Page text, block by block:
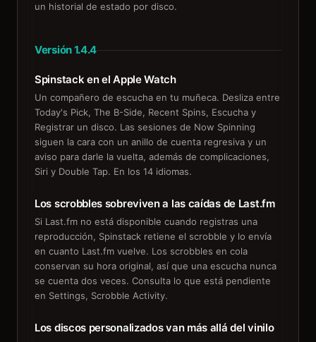
un historial de estado por disco.
Versión 1.4.4
Spinstack en el Apple Watch
Un compañero de escucha en tu muñeca. Desliza entre
Today's Pick, The B-Side, Recent Spins, Escucha y
Registrar un disco. Las sesiones de Now Spinning
siguen la cara con un anillo de cuenta regresiva y un
aviso para darle la vuelta, además de complicaciones,
Siri y Double Tap. En los 14 idiomas.
Los scrobbles sobreviven a las caídas de Last.fm
Si Last.fm no está disponible cuando registras una
reproducción, Spinstack retiene el scrobble y lo envía
en cuanto Last.fm vuelve. Los scrobbles en cola
conservan su hora original, así que una escucha nunca
se cuenta dos veces. Consulta lo que está pendiente
en Settings, Scrobble Activity.
Los discos personalizados van más allá del vinilo